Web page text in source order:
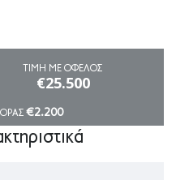
ΤΙΜΗ ΜΕ ΟΦΕΛΟΣ
€25.500
€2.200